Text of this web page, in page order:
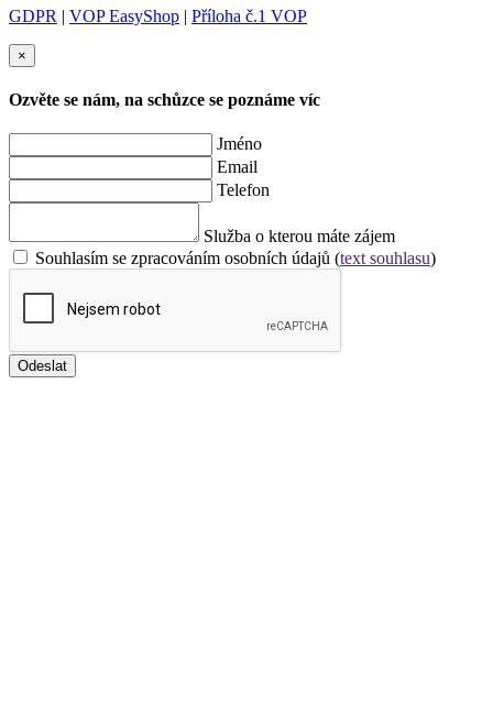
GDPR | VOP EasyShop | Příloha č.1 VOP
×
Ozvěte se nám, na schůzce se poznáme víc
Jméno
Email
Telefon
Služba o kterou máte zájem
Souhlasím se zpracováním osobních údajů (text souhlasu)
Odeslat